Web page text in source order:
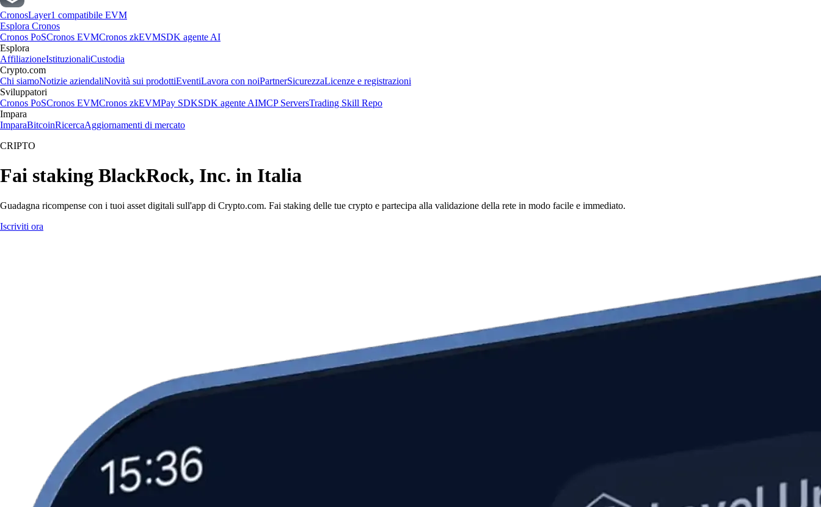
CronosLayer1 compatibile EVM
Esplora Cronos
Cronos PoSCronos EVMCronos zkEVMSDK agente AI
Esplora
AffiliazioneIstituzionaliCustodia
Crypto.com
Chi siamoNotizie aziendaliNovità sui prodottiEventiLavora con noiPartnerSicurezzaLicenze e registrazioni
Sviluppatori
Cronos PoSCronos EVMCronos zkEVMPay SDKSDK agente AIMCP ServersTrading Skill Repo
Impara
ImparaBitcoinRicercaAggiornamenti di mercato
CRIPTO
Fai staking BlackRock, Inc. in Italia
Guadagna ricompense con i tuoi asset digitali sull'app di Crypto.com. Fai staking delle tue crypto e partecipa alla validazione della rete in modo facile e immediato.
Iscriviti ora